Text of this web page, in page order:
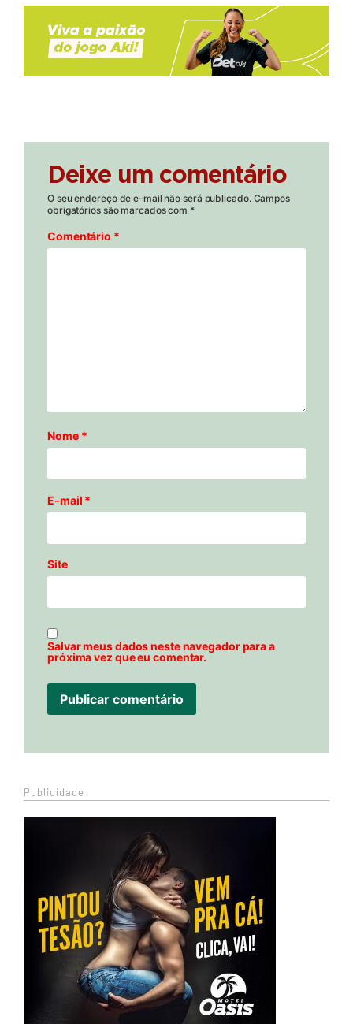
Deixe um comentário
O seu endereço de e-mail não será publicado. Campos
obrigatórios são marcados com *
Comentário *
Nome *
E-mail *
Site
Salvar meus dados neste navegador para a
próxima vez que eu comentar.
Publicidade